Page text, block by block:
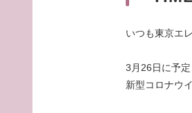
いつも東京エ
3月26日に予
新型コロナウ